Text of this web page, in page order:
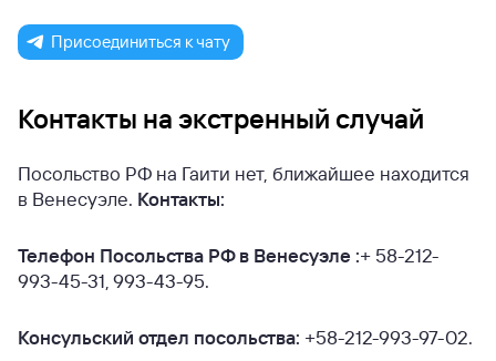
Присоединиться к чату
Контакты на экстренный случай
Посольство РФ на Гаити нет, ближайшее находится
в Венесуэле. Контакты:
Телефон Посольства РФ в Венесуэле :+ 58-212-
993-45-31, 993-43-95.
Консульский отдел посольства: +58-212-993-97-02.